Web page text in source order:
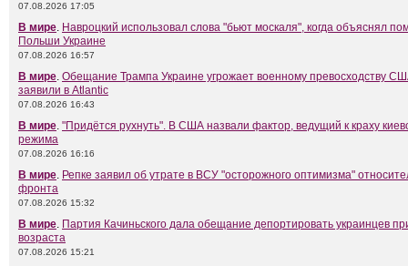
07.08.2026 17:05
В мире. Навроцкий использовал слова "бьют москаля", когда объяснял
Польши Украине
07.08.2026 16:57
В мире. Обещание Трампа Украине угрожает военному превосходству
заявили в Atlantic
07.08.2026 16:43
В мире. "Придётся рухнуть". В США назвали фактор, ведущий к краху
режима
07.08.2026 16:16
В мире. Репке заявил об утрате в ВСУ "осторожного оптимизма"
фронта
07.08.2026 15:32
В мире. Партия Качиньского дала обещание депортировать украинцев
возраста
07.08.2026 15:21